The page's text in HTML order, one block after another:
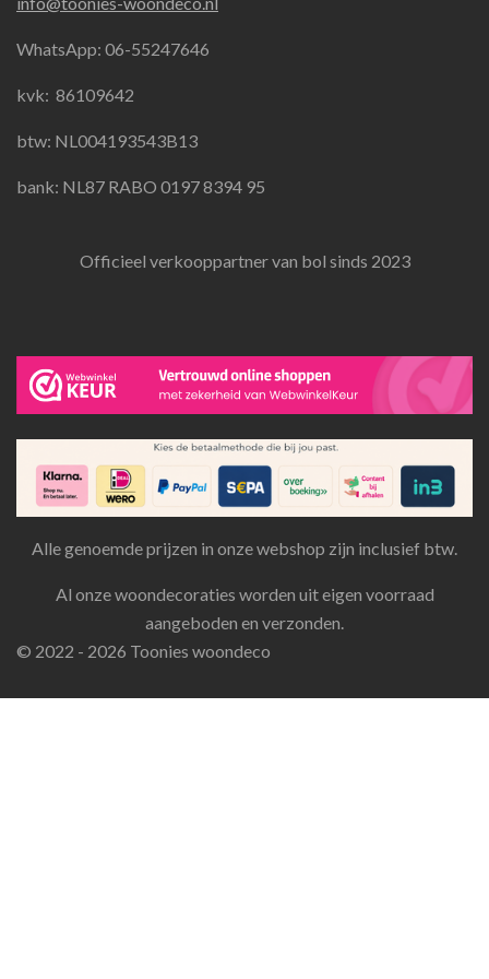
b
o
k
a
g
a
s
A
WhatsApp: 06-55247646
kvk: 86109642
btw: NL004193543B13
bank: NL87 RABO 0197 8394 95
Officieel verkooppartner van bol sinds 2023
Alle genoemde prijzen in onze webshop zijn inclusief btw.
Al onze woondecoraties worden uit eigen voorraad
aangeboden en verzonden.
© 2022 - 2026 Toonies woondeco